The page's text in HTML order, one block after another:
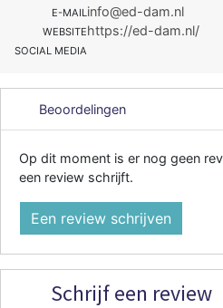
E-MAIL info@ed-dam.nl
WEBSITEhttps://ed-dam.nl/
SOCIAL MEDIA
Beoordelingen
Op dit moment is er nog geen
een review schrijft.
Een review schrijven
Schrijf een review